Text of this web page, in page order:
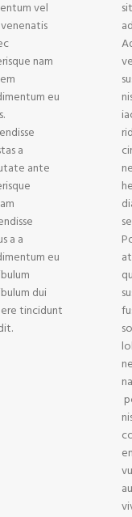
vel
nam
eu
a
ante
a a
eu
dui
tincidunt